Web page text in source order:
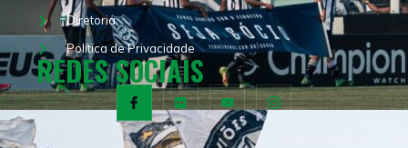
Diretoria
Política de Privacidade
REDES SOCIAIS